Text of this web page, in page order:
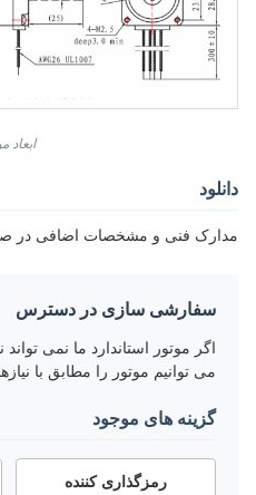
ابعاد
دانلود
مدارک فنی و مشخصات اضافی در
سفارشی سازی در دسترس
اگر موتور استاندارد ما نمی تواند
می توانیم موتور را مطابق با
گزینه های موجود
رمزگذاری کننده